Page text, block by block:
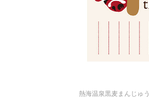
熱海温泉黒麦まんじゅう